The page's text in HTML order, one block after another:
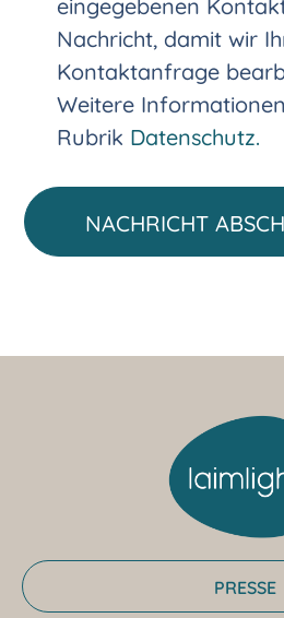
Nachricht, damit wir
Kontaktanfrage
Weitere
Rubrik Datenschutz.
NACHRICHT
PRESSE